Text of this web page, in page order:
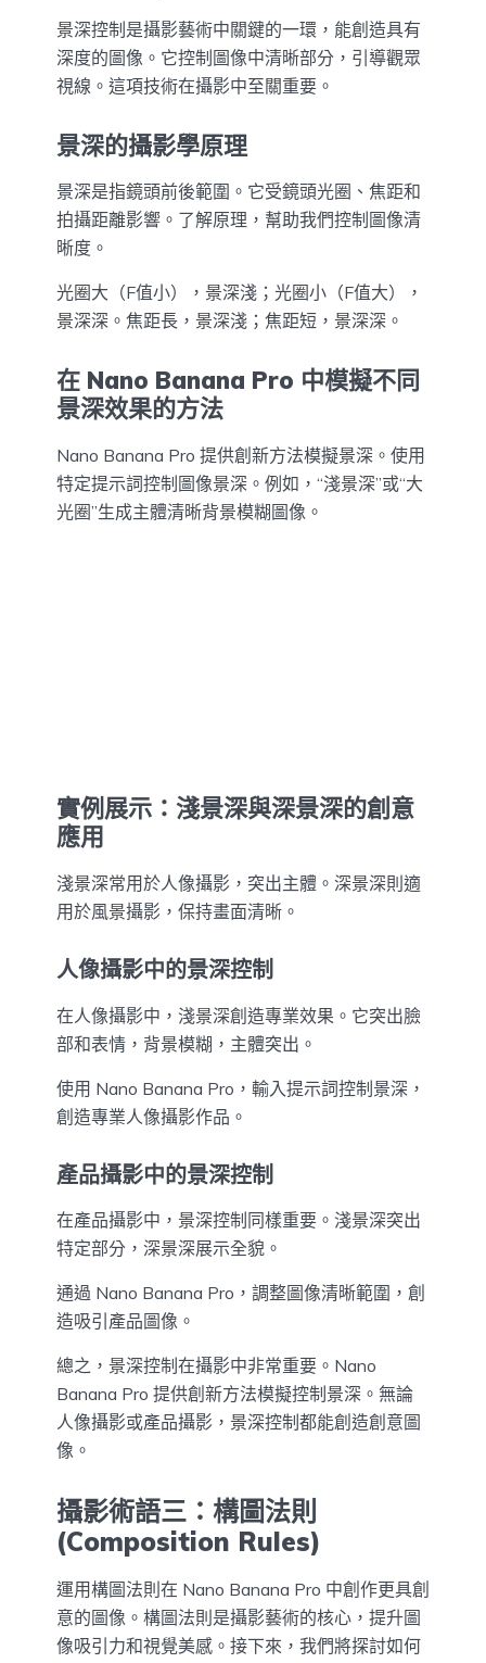
景深控制是攝影藝術中關鍵的一環，能創造具有
深度的圖像。它控制圖像中清晰部分，引導觀眾
視線。這項技術在攝影中至關重要。
景深的攝影學原理
景深是指鏡頭前後範圍。它受鏡頭光圈、焦距和
拍攝距離影響。了解原理，幫助我們控制圖像清
晰度。
光圈大（F值小），景深淺；光圈小（F值大），
景深深。焦距長，景深淺；焦距短，景深深。
在 Nano Banana Pro 中模擬不同
景深效果的方法
Nano Banana Pro 提供創新方法模擬景深。使用
特定提示詞控制圖像景深。例如，“淺景深”或“大
光圈”生成主體清晰背景模糊圖像。
實例展示：淺景深與深景深的創意
應用
淺景深常用於人像攝影，突出主體。深景深則適
用於風景攝影，保持畫面清晰。
人像攝影中的景深控制
在人像攝影中，淺景深創造專業效果。它突出臉
部和表情，背景模糊，主體突出。
使用 Nano Banana Pro，輸入提示詞控制景深，
創造專業人像攝影作品。
產品攝影中的景深控制
在產品攝影中，景深控制同樣重要。淺景深突出
特定部分，深景深展示全貌。
通過 Nano Banana Pro，調整圖像清晰範圍，創
造吸引產品圖像。
總之，景深控制在攝影中非常重要。Nano
Banana Pro 提供創新方法模擬控制景深。無論
人像攝影或產品攝影，景深控制都能創造創意圖
像。
攝影術語三：構圖法則
(Composition Rules)
運用構圖法則在 Nano Banana Pro 中創作更具創
意的圖像。構圖法則是攝影藝術的核心，提升圖
像吸引力和視覺美感。接下來，我們將探討如何